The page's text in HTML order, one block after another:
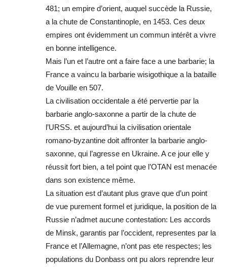
481; un empire d’orient, auquel succède la Russie,
a la chute de Constantinople, en 1453. Ces deux
empires ont évidemment un commun intérêt a vivre
en bonne intelligence.
Mais l’un et l’autre ont a faire face a une barbarie; la
France a vaincu la barbarie wisigothique a la bataille
de Vouille en 507.
La civilisation occidentale a été pervertie par la
barbarie anglo-saxonne a partir de la chute de
l’URSS. et aujourd’hui la civilisation orientale
romano-byzantine doit affronter la barbarie anglo-
saxonne, qui l’agresse en Ukraine. A ce jour elle y
réussit fort bien, a tel point que l’OTAN est menacée
dans son existence même.
La situation est d’autant plus grave que d’un point
de vue purement formel et juridique, la position de la
Russie n’admet aucune contestation: Les accords
de Minsk, garantis par l’occident, representes par la
France et l’Allemagne, n’ont pas ete respectes; les
populations du Donbass ont pu alors reprendre leur